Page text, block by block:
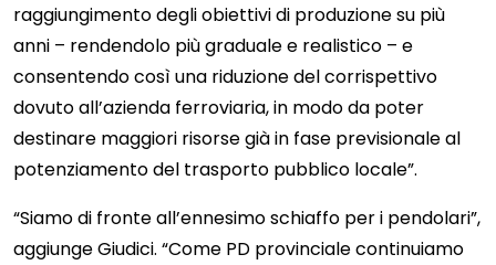
raggiungimento degli obiettivi di produzione su più
anni – rendendolo più graduale e realistico – e
consentendo così una riduzione del corrispettivo
dovuto all’azienda ferroviaria, in modo da poter
destinare maggiori risorse già in fase previsionale al
potenziamento del trasporto pubblico locale”.
“Siamo di fronte all’ennesimo schiaffo per i pendolari”,
aggiunge Giudici. “Come PD provinciale continuiamo